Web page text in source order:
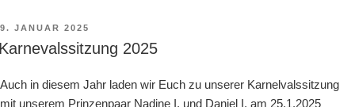
VERÖFFENTLICHT
AM
9. JANUAR 2025
2025
Auch in diesem Jahr laden wir Euch zu unserer Karnelvalssitzung
mit unserem Prinzenpaar Nadine I. und Daniel I. am 25.1.2025